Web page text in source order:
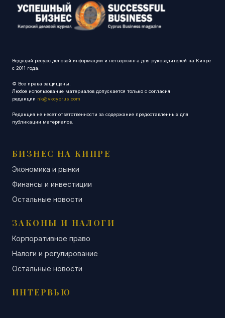
Ведущий ресурс деловой информации и нетворкинга для руководителей на Кипре
с 2011 года.
© Все права защищены.
Любое использование материалов допускается только с согласия
редакции nk@vkcyprus.com
Редакция не несет ответственности за содержание предоставленных для
публикации материалов.
БИЗНЕС НА КИПРЕ
Экономика и рынки
Финансы и инвестиции
Остальные новости
ЗАКОНЫ И НАЛОГИ
Корпоративное право
Налоги и регулирование
Остальные новости
ИНТЕРВЬЮ